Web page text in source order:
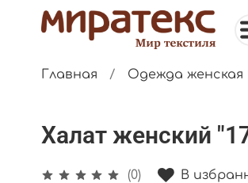
Главная Одежда женская
Халат женский
(0) В